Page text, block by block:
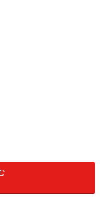
蓄がない世帯も3世帯
も下がる傾向ありま